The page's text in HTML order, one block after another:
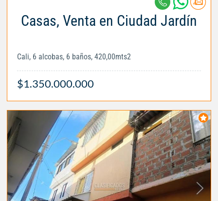
Casas, Venta en Ciudad Jardín
Cali, 6 alcobas, 6 baños, 420,00mts2
$1.350.000.000